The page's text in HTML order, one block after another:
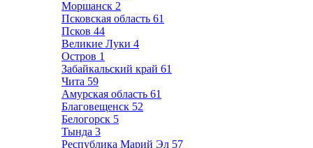
Моршанск 2
Псковская область 61
Псков 44
Великие Луки 4
Остров 1
Забайкальский край 61
Чита 59
Амурская область 61
Благовещенск 52
Белогорск 5
Тында 3
Республика Марий Эл 57